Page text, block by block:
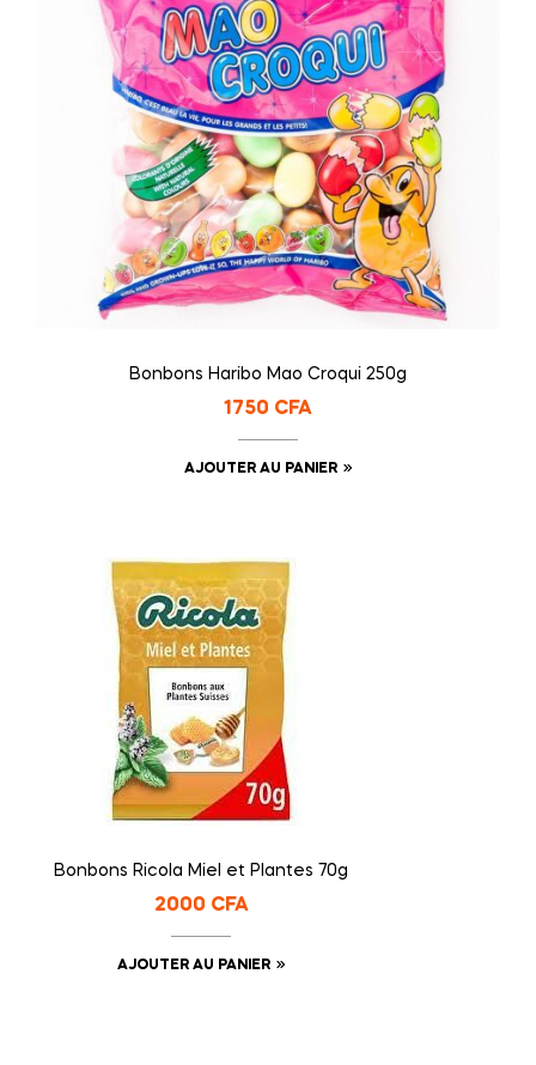
Bonbons Haribo Mao Croqui 250g
1750 CFA
AJOUTER AU PANIER
Bonbons Ricola Miel et Plantes 70g
2000 CFA
AJOUTER AU PANIER